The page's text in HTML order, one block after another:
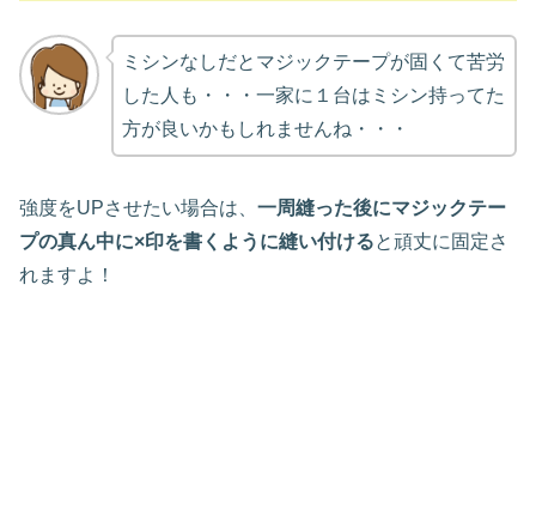
ミシンなしだとマジックテープが固くて苦労
した人も・・・一家に１台はミシン持ってた
方が良いかもしれませんね・・・
強度をUPさせたい場合は、 一周縫った後にマジックテー
プの真ん中に×印を書くように縫い付けると頑丈に固定さ
れますよ！